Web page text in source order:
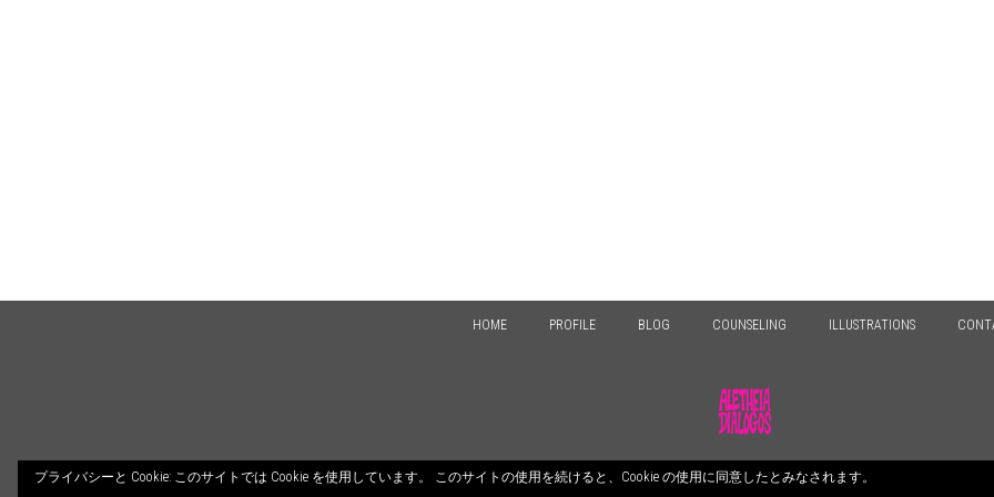
HOME PROFILE BLOG COUNSELING ILLUSTRATIONS
© 2026 ALETHEIA DIALOGOS. All Rights Reserved.
プライバシーと Cookie: このサイトでは Cookie を使用しています。 このサイトの使用を続けると、Cookie の使用に同意したとみなされます。